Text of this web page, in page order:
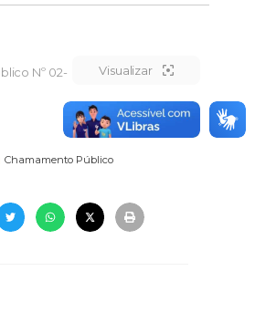
Nº 02- Visualizar
Chamamento Público